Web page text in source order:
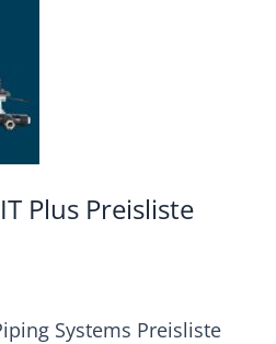
Plus Preisliste
Systems Preisliste